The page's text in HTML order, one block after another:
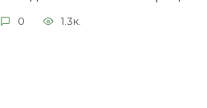
0 1.3к.